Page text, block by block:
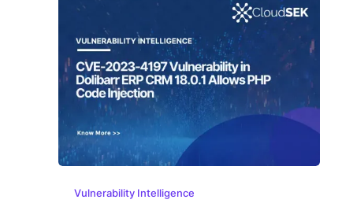
Vulnerability Intelligence